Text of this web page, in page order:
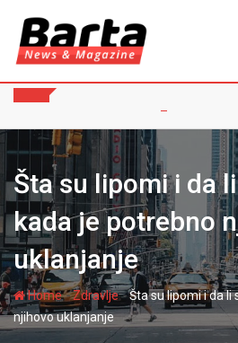
content
Šta su lipomi i da
kada je potrebno
uklanjanje
Home-Zdravlje-Šta su lipomi i da li
njihovo uklanjanje